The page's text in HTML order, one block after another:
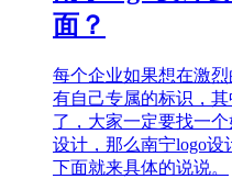
面？
每个企业如果想在激
有自己专属的标识，
了，大家一定要找一
设计，那么南宁logo设
下面就来具体的说说。